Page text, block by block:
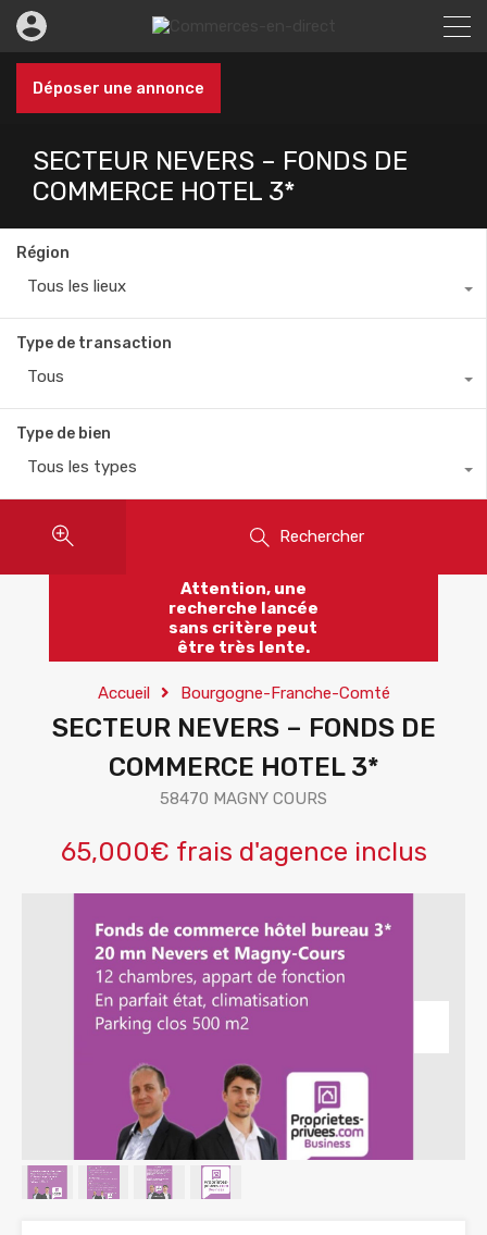
Déposer une annonce
SECTEUR NEVERS – FONDS DE
COMMERCE HOTEL 3*
Région
Tous les lieux
Type de transaction
Tous
Type de bien
Tous les types
Rechercher
Attention, une
recherche lancée
sans critère peut
être très lente.
Accueil Bourgogne-Franche-Comté
SECTEUR NEVERS – FONDS DE
COMMERCE HOTEL 3*
58470 MAGNY COURS
65,000€ frais d'agence inclus